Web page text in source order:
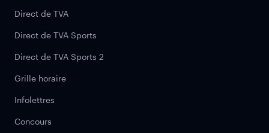
Direct de TVA
Direct de TVA Sports
Direct de TVA Sports 2
Grille horaire
Infolettres
Concours